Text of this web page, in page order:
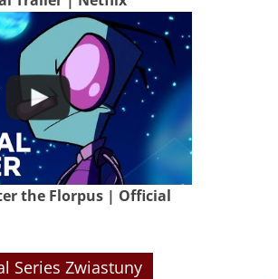
the Florpus | Official
Series Zwiastuny